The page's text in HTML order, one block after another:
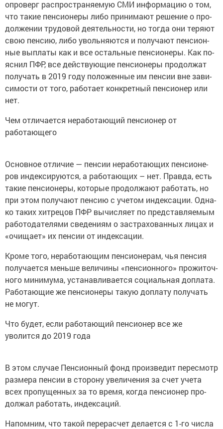
опро­верг рас­про­стра­ня­е­мую СМИ ин­фор­ма­цию о том,
что такие пен­си­о­не­ры либо при­ни­ма­ют ре­ше­ние о про­
дол­же­нии тру­до­вой де­я­тель­но­сти, но тогда они те­ря­ют
свою пен­сию, либо уволь­ня­ют­ся и по­лу­ча­ют пен­си­он­
ные вы­пла­ты как и все осталь­ные пен­си­о­не­ры. Как по­
яс­нил ПФР, все дей­ству­ю­щие пен­си­о­не­ры про­дол­жат
по­лу­чать в 2019 году по­ло­жен­ные им пен­сии вне за­ви­
си­мо­сти от того, ра­бо­та­ет кон­крет­ный пен­си­о­нер или
нет.
Чем отличается неработающий пенсионер от
работающего
Ос­нов­ное от­ли­чие — пен­сии нера­бо­та­ю­щих пен­си­о­не­
ров ин­дек­си­ру­ют­ся, а ра­бо­та­ю­щих – нет. Прав­да, есть
такие пен­си­о­не­ры, ко­то­рые про­дол­жа­ют ра­бо­тать, но
при этом по­лу­ча­ют пен­сию с уче­том ин­дек­са­ции. Од­на­
ко таких хит­ре­цов ПФР вы­чис­ля­ет по пред­став­ля­е­мым
ра­бо­то­да­те­ля­ми све­де­ни­ям о за­стра­хо­ван­ных лицах и
«очи­ща­ет» их пен­сии от ин­дек­са­ции.
Кроме того, нера­бо­та­ю­щим пен­си­о­не­рам, чья пен­сия
по­лу­ча­ет­ся мень­ше ве­ли­чи­ны «пен­си­он­но­го» про­жи­точ­
но­го ми­ни­му­ма, уста­нав­ли­ва­ет­ся со­ци­аль­ная до­пла­та.
Ра­бо­та­ю­щие же пен­си­о­не­ры такую до­пла­ту по­лу­чать
не могут.
Что будет, если работающий пенсионер все же
уволится до 2019 года
В этом слу­чае Пен­си­он­ный фонд про­из­ве­дит пе­ре­смотр
раз­ме­ра пен­сии в сто­ро­ну уве­ли­че­ния за счет учета
всех про­пу­щен­ных за то время, когда пен­си­о­нер про­
дол­жал ра­бо­тать, ин­дек­са­ций.
На­пом­ним, что такой пе­ре­рас­чет де­ла­ет­ся с 1-го числа